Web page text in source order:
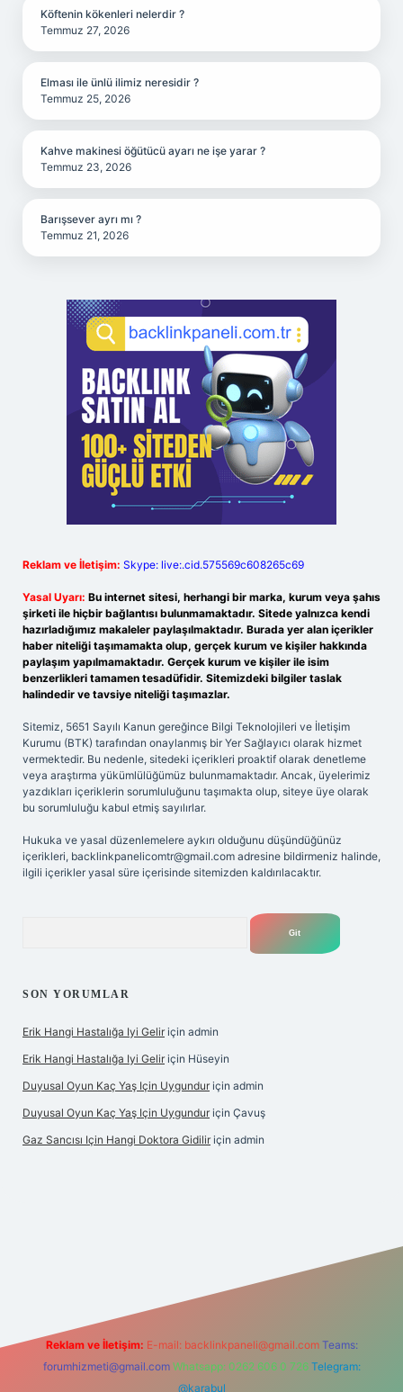
Köftenin kökenleri nelerdir ?
Temmuz 27, 2026
Elması ile ünlü ilimiz neresidir ?
Temmuz 25, 2026
Kahve makinesi öğütücü ayarı ne işe yarar ?
Temmuz 23, 2026
Barışsever ayrı mı ?
Temmuz 21, 2026
Reklam ve İletişim: Skype: live:.cid.575569c608265c69
Yasal Uyarı: Bu internet sitesi, herhangi bir marka, kurum veya şahıs
şirketi ile hiçbir bağlantısı bulunmamaktadır. Sitede yalnızca kendi
hazırladığımız makaleler paylaşılmaktadır. Burada yer alan içerikler
haber niteliği taşımamakta olup, gerçek kurum ve kişiler hakkında
paylaşım yapılmamaktadır. Gerçek kurum ve kişiler ile isim
benzerlikleri tamamen tesadüfidir. Sitemizdeki bilgiler taslak
halindedir ve tavsiye niteliği taşımazlar.
Sitemiz, 5651 Sayılı Kanun gereğince Bilgi Teknolojileri ve İletişim
Kurumu (BTK) tarafından onaylanmış bir Yer Sağlayıcı olarak hizmet
vermektedir. Bu nedenle, sitedeki içerikleri proaktif olarak denetleme
veya araştırma yükümlülüğümüz bulunmamaktadır. Ancak, üyelerimiz
yazdıkları içeriklerin sorumluluğunu taşımakta olup, siteye üye olarak
bu sorumluluğu kabul etmiş sayılırlar.
Hukuka ve yasal düzenlemelere aykırı olduğunu düşündüğünüz
içerikleri, backlinkpanelicomtr@gmail.com adresine bildirmeniz halinde,
ilgili içerikler yasal süre içerisinde sitemizden kaldırılacaktır.
SON YORUMLAR
Erik Hangi Hastalığa Iyi Gelir için admin
Erik Hangi Hastalığa Iyi Gelir için Hüseyin
Duyusal Oyun Kaç Yaş Için Uygundur için admin
Duyusal Oyun Kaç Yaş Için Uygundur için Çavuş
Gaz Sancısı Için Hangi Doktora Gidilir için admin
Reklam ve İletişim: E-mail: backlinkpaneli@gmail.com Teams:
forumhizmeti@gmail.com Whatsapp: 0262 606 0 726 Telegram:
@karabul